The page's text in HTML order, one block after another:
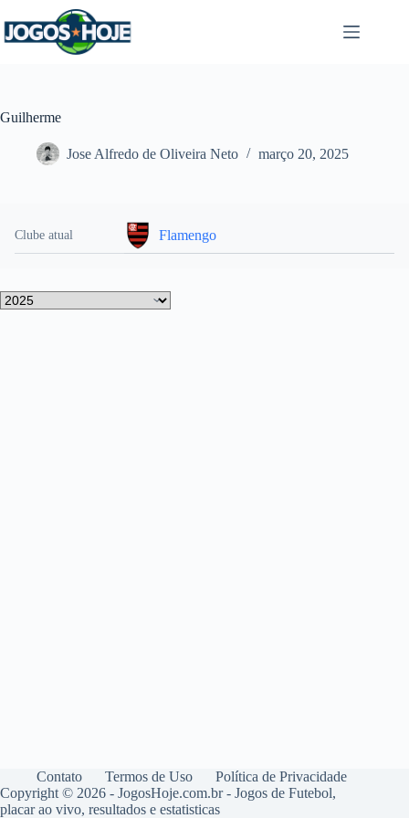
para
o
Guilherme
Jose Alfredo de Oliveira Neto março 20, 2025
Clube atual Flamengo
Contato Termos de Uso
Política de Privacidade
Copyright © 2026 - JogosHoje.com.br - Jogos de Futebol,
placar ao vivo, resultados e estatisticas